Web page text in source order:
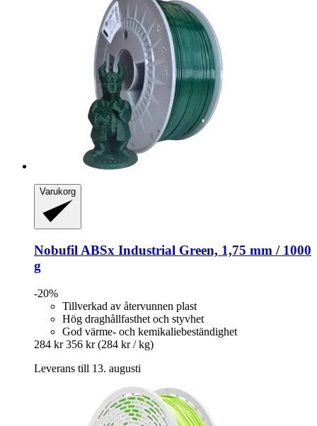
Varukorg
Nobufil ABSx Industrial Green, 1,75 mm / 1000
g
-20%
Tillverkad av återvunnen plast
Hög draghållfasthet och styvhet
God värme- och kemikaliebeständighet
284 kr 356 kr (284 kr / kg)
Leverans till 13. augusti